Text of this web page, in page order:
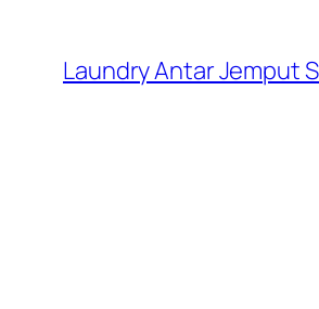
content
Laundry Antar Jemput